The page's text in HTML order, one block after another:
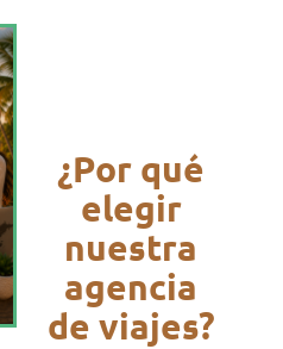
¿Por qué
elegir
nuestra
agencia
de viajes?